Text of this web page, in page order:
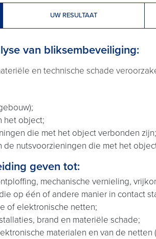
UW RESULTAAT
van bliksembeveiliging:
en technische schade
het object;
die met het object verbonden zijn;
nutsvoorzieningen die met het
geven tot:
mechanische vernieling,
op één of andere manier in contact
of elektronische netten;
brand en materiële schade;
materialen en van de